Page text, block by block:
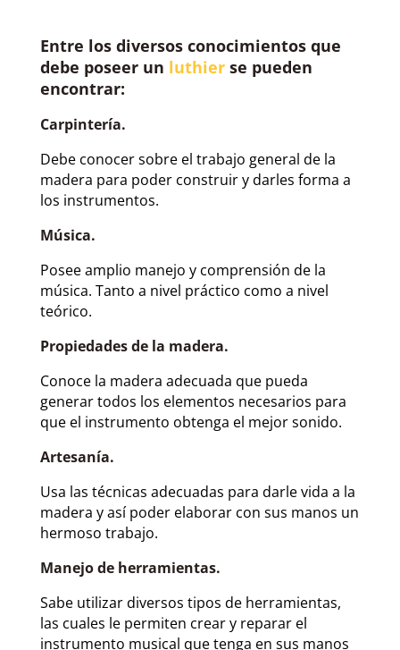
Entre los diversos conocimientos que
debe poseer un luthierse pueden
encontrar:
Carpintería.
Debe conocer sobre el trabajo general de la
madera para poder construir y darles forma a
los instrumentos.
Música.
Posee amplio manejo y comprensión de la
música. Tanto a nivel práctico como a nivel
teórico.
Propiedades de la madera.
Conoce la madera adecuada que pueda
generar todos los elementos necesarios para
que el instrumento obtenga el mejor sonido.
Artesanía.
Usa las técnicas adecuadas para darle vida a la
madera y así poder elaborar con sus manos un
hermoso trabajo.
Manejo de herramientas.
Sabe utilizar diversos tipos de herramientas,
las cuales le permiten crear y reparar el
instrumento musical que tenga en sus manos